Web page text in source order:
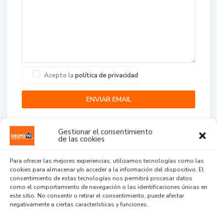
Gestionar el consentimiento
de las cookies
Para ofrecer las mejores experiencias, utilizamos tecnologías como las
cookies para almacenar y/o acceder a la información del dispositivo. El
consentimiento de estas tecnologías nos permitirá procesar datos
como el comportamiento de navegación o las identificaciones únicas en
este sitio. No consentir o retirar el consentimiento, puede afectar
negativamente a ciertas características y funciones.
Acepto la política de privacidad
Agent Reviews
...